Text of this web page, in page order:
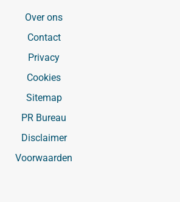
Over ons
Contact
Privacy
Cookies
Sitemap
PR Bureau
Disclaimer
Voorwaarden